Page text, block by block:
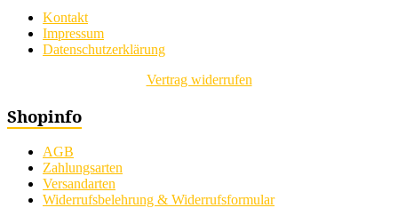
Kontakt
Impressum
Datenschutzerklärung
Vertrag widerrufen
Shopinfo
AGB
Zahlungsarten
Versandarten
Widerrufsbelehrung & Widerrufsformular